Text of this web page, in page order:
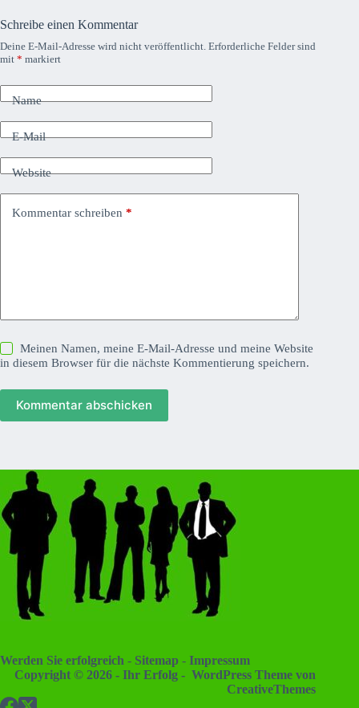
Schreibe einen Kommentar
Deine E-Mail-Adresse wird nicht veröffentlicht. Erforderliche Felder sind
mit * markiert
Name
E-Mail
Website
Kommentar schreiben *
Meinen Namen, meine E-Mail-Adresse und meine Website
in diesem Browser für die nächste Kommentierung speichern.
Kommentar abschicken
Werden Sie erfolgreich - Sitemap - Impressum
Copyright © 2026 - Ihr Erfolg - WordPress Theme von
CreativeThemes